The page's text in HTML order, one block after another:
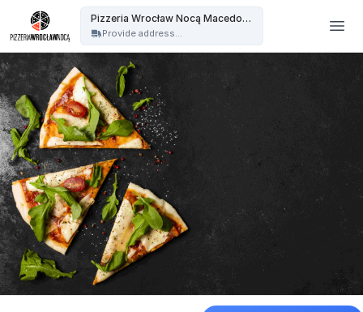
Pizzeria Wrocław Nocą Macedońska
Provide address...